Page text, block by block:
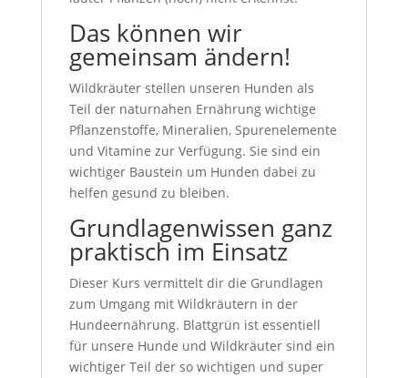
Das können wir
gemeinsam ändern!
Wildkräuter stellen unseren Hunden als
Teil der naturnahen Ernährung wichtige
Pflanzenstoffe, Mineralien, Spurenelemente
und Vitamine zur Verfügung. Sie sind ein
wichtiger Baustein um Hunden dabei zu
helfen gesund zu bleiben.
Grundlagenwissen ganz
praktisch im Einsatz
Dieser Kurs vermittelt dir die Grundlagen
zum Umgang mit Wildkräutern in der
Hundeernährung. Blattgrün ist essentiell
für unsere Hunde und Wildkräuter sind ein
wichtiger Teil der so wichtigen und super